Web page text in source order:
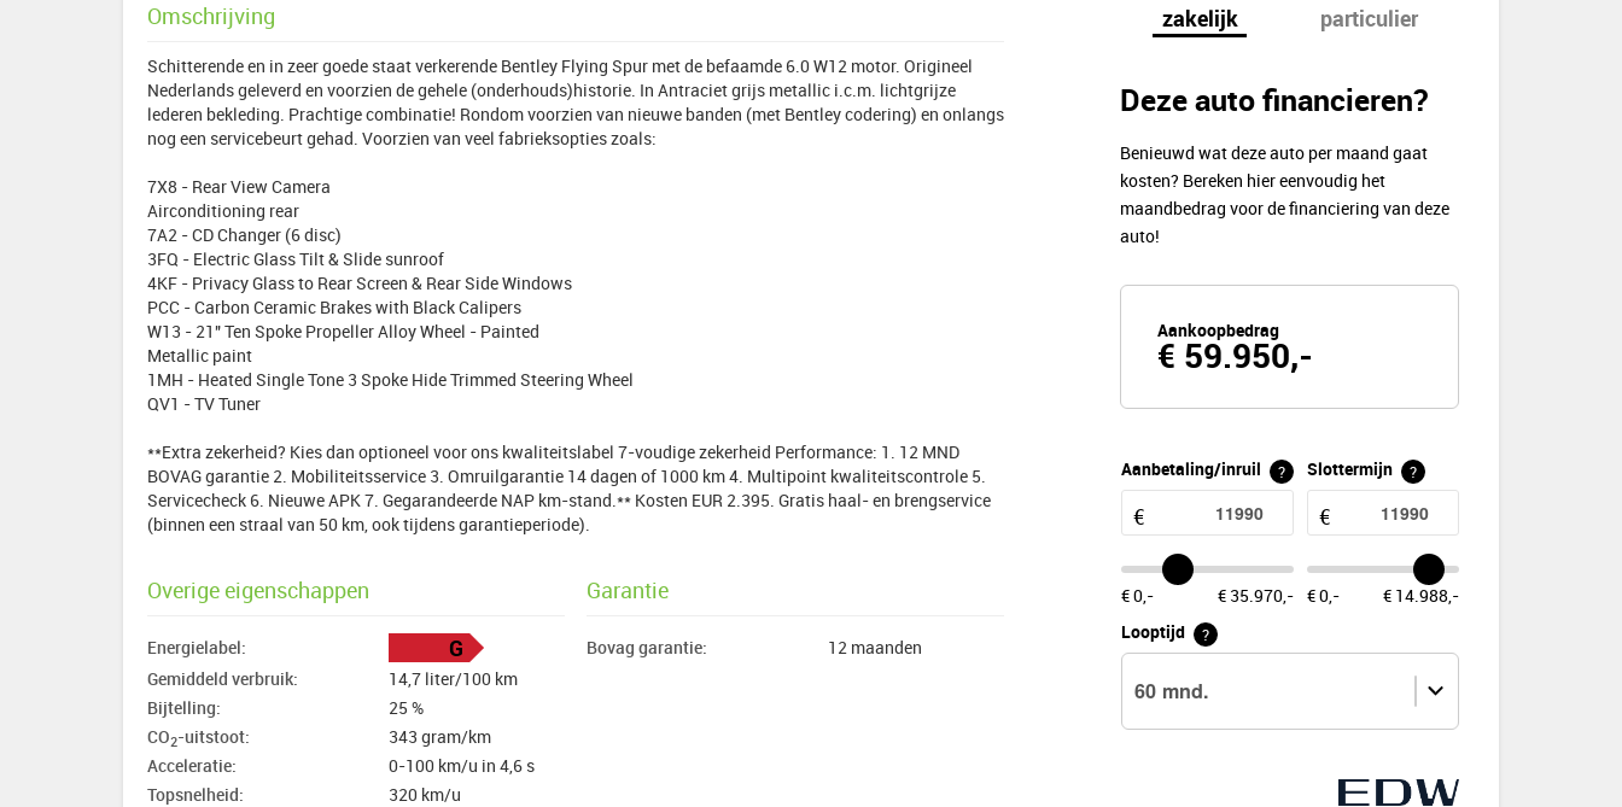
Omschrijving
Schitterende en in zeer goede staat verkerende Bentley Flying Spur met de befaamde 6.0 W12 motor. Origineel
Nederlands geleverd en voorzien de gehele (onderhouds)historie. In Antraciet grijs metallic i.c.m. lichtgrijze
lederen bekleding. Prachtige combinatie! Rondom voorzien van nieuwe banden (met Bentley codering) en onlangs
nog een servicebeurt gehad. Voorzien van veel fabrieksopties zoals:
7X8 - Rear View Camera
Airconditioning rear
7A2 - CD Changer (6 disc)
3FQ - Electric Glass Tilt & Slide sunroof
4KF - Privacy Glass to Rear Screen & Rear Side Windows
PCC - Carbon Ceramic Brakes with Black Calipers
W13 - 21" Ten Spoke Propeller Alloy Wheel - Painted
Metallic paint
1MH - Heated Single Tone 3 Spoke Hide Trimmed Steering Wheel
QV1 - TV Tuner
**Extra zekerheid? Kies dan optioneel voor ons kwaliteitslabel 7-voudige zekerheid Performance: 1. 12 MND
BOVAG garantie 2. Mobiliteitsservice 3. Omruilgarantie 14 dagen of 1000 km 4. Multipoint kwaliteitscontrole 5.
Servicecheck 6. Nieuwe APK 7. Gegarandeerde NAP km-stand.** Kosten EUR 2.395. Gratis haal- en brengservice
(binnen een straal van 50 km, ook tijdens garantieperiode).
Garantie
Bovag garantie: 12 maanden
Overige eigenschappen
Energielabel: G
Gemiddeld verbruik:
14,7 liter/100 km
Bijtelling:
25 %
CO2-uitstoot:
343 gram/km
Acceleratie:
0-100 km/u in 4,6 s
Topsnelheid:
320 km/u
zakelijk particulier
Deze auto financieren?
Benieuwd wat deze auto per maand gaat
kosten? Bereken hier eenvoudig het
maandbedrag voor de financiering van deze
auto!
Aankoopbedrag
€ 59.950,-
Aanbetaling/inruil ?
€ 0,- € 35.970,-
Slottermijn ?
€ 0,-
€ 14.988,-
Looptijd
?